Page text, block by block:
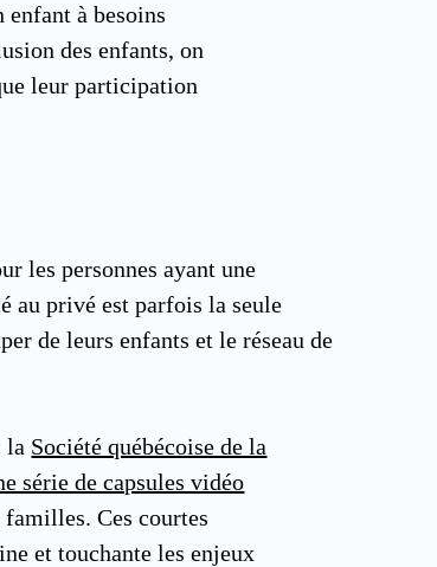
à besoins
des enfants, on
leur participation
les personnes ayant une
au privé est parfois la seule
de leurs enfants et le réseau de
la Société québécoise de la
série de capsules vidéo
familles. Ces courtes
et touchante les enjeux